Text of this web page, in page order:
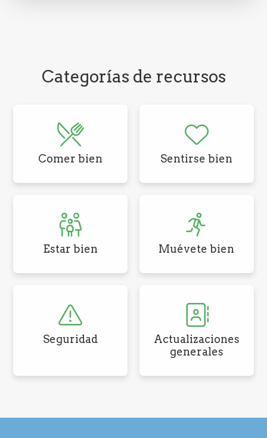
Categorías de recursos
Comer bien Sentirse bien
Estar bien Muévete bien
Seguridad
Actualizaciones
generales